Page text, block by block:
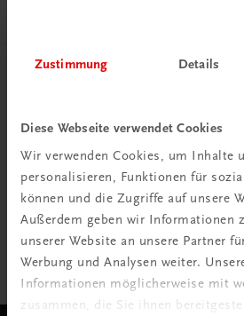
Zustimmung Details
Diese Webseite verwendet Cookies
Wir verwenden Cookies, um Inhalte
personalisieren, Funktionen für
können und die Zugriffe auf unsere
Außerdem geben wir Informationen
unserer Website an unsere Partner
Werbung und Analysen weiter.
Informationen möglicherweise mit
zusammen, die Sie ihnen
Besuchen Sie uns
BILDUNG